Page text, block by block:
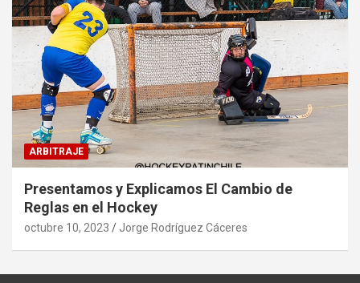
ARBITRAJE
Presentamos y Explicamos El Cambio de
Reglas en el Hockey
octubre 10, 2023 Jorge Rodríguez Cáceres